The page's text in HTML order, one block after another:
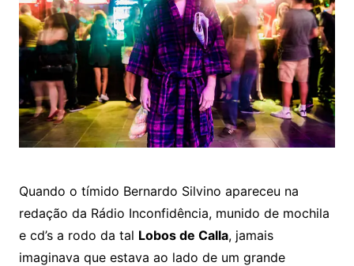
Quando o tímido Bernardo Silvino apareceu na
redação da Rádio Inconfidência, munido de mochila
e cd’s a rodo da tal Lobos de Calla, jamais
imaginava que estava ao lado de um grande